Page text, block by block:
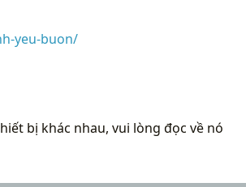
yeu-buon/
bị khác nhau, vui lòng đọc về nó